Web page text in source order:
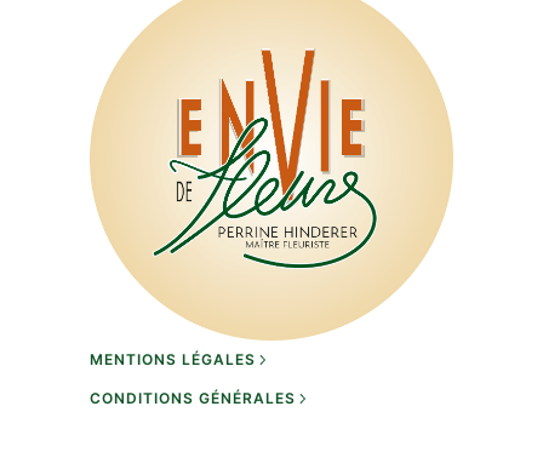
MENTIONS LÉGALES
CONDITIONS GÉNÉRALES